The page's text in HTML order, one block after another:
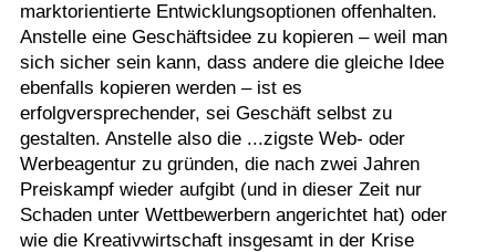
marktorientierte Entwicklungsoptionen offenhalten.
Anstelle eine Geschäftsidee zu kopieren – weil man
sich sicher sein kann, dass andere die gleiche Idee
ebenfalls kopieren werden – ist es
erfolgversprechender, sei Geschäft selbst zu
gestalten. Anstelle also die ...zigste Web- oder
Werbeagentur zu gründen, die nach zwei Jahren
Preiskampf wieder aufgibt (und in dieser Zeit nur
Schaden unter Wettbewerbern angerichtet hat) oder
wie die Kreativwirtschaft insgesamt in der Krise